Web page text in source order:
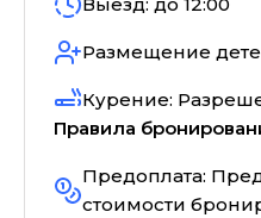
Размещение
Курение:
Правила
Предоплата:
стоимости